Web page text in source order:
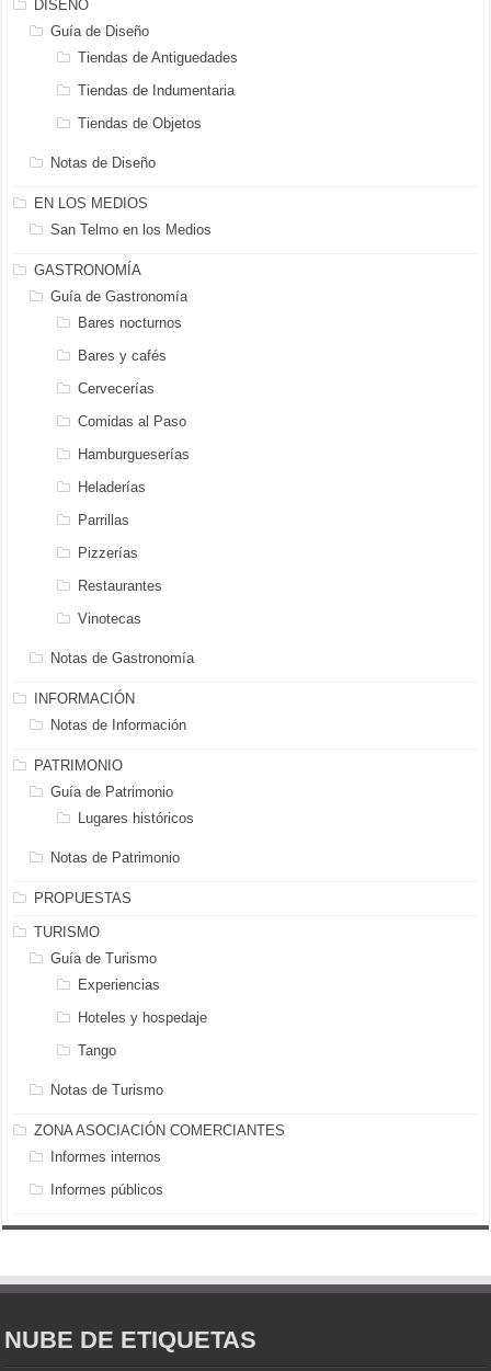
DISEÑO
Guía de Diseño
Tiendas de Antiguedades
Tiendas de Indumentaria
Tiendas de Objetos
Notas de Diseño
EN LOS MEDIOS
San Telmo en los Medios
GASTRONOMÍA
Guía de Gastronomía
Bares nocturnos
Bares y cafés
Cervecerías
Comidas al Paso
Hamburgueserías
Heladerías
Parrillas
Pizzerías
Restaurantes
Vinotecas
Notas de Gastronomía
INFORMACIÓN
Notas de Información
PATRIMONIO
Guía de Patrimonio
Lugares históricos
Notas de Patrimonio
PROPUESTAS
TURISMO
Guía de Turismo
Experiencias
Hoteles y hospedaje
Tango
Notas de Turismo
ZONA ASOCIACIÓN COMERCIANTES
Informes internos
Informes públicos
NUBE DE ETIQUETAS